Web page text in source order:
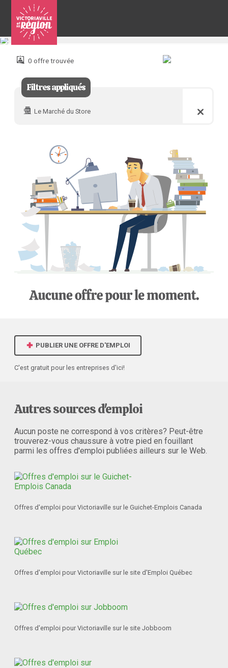
Pour
joindre 0 offre trouvée
Filtres appliqués
Le Marché du Store
PUBLIER UNE OFFRE D'EMPLOI
C'est gratuit pour les entreprises d'ici!
Autres sources d'emploi
Aucun poste ne correspond à vos critères? Peut-être
trouverez-vous chaussure à votre pied en fouillant
parmi les offres d'emploi publiées ailleurs sur le Web.
Offres d'emploi pour Victoriaville sur le Guichet-Emplois Canada
Offres d'emploi pour Victoriaville sur le site d'Emploi Québec
Offres d'emploi pour Victoriaville sur le site Jobboom